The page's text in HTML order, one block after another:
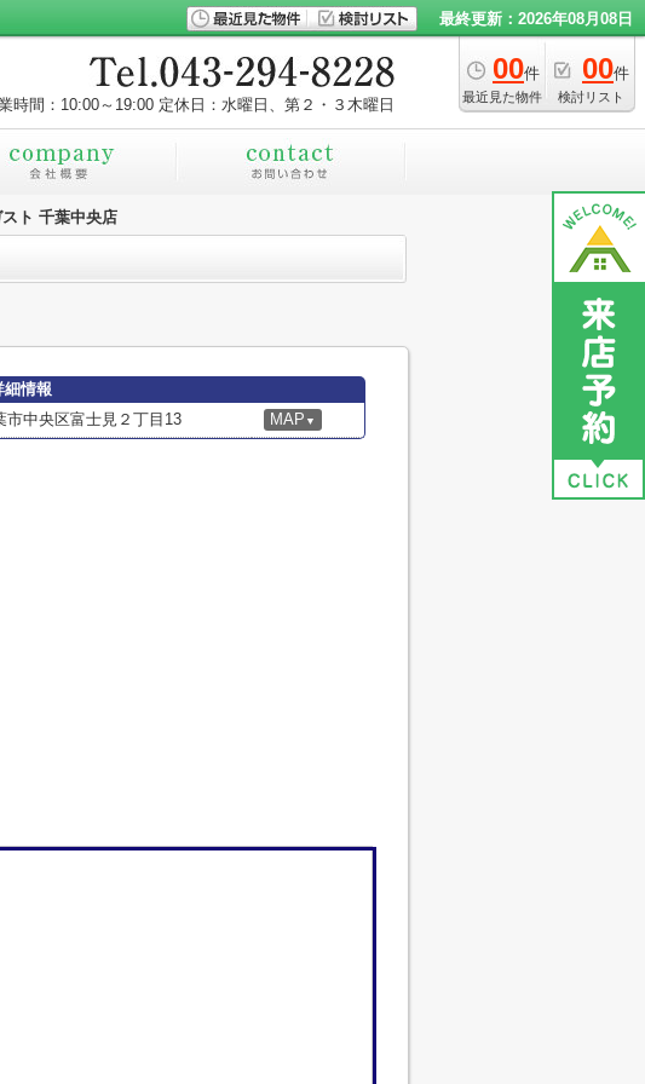
最終更新：2026年08月08日
00件
最近見た物件
00件
検討リスト
時間：10:00～19:00 定休日：水曜日、第２・３木曜日
スト 千葉中央店
細情報
市中央区富士見２丁目13 MAP ▼